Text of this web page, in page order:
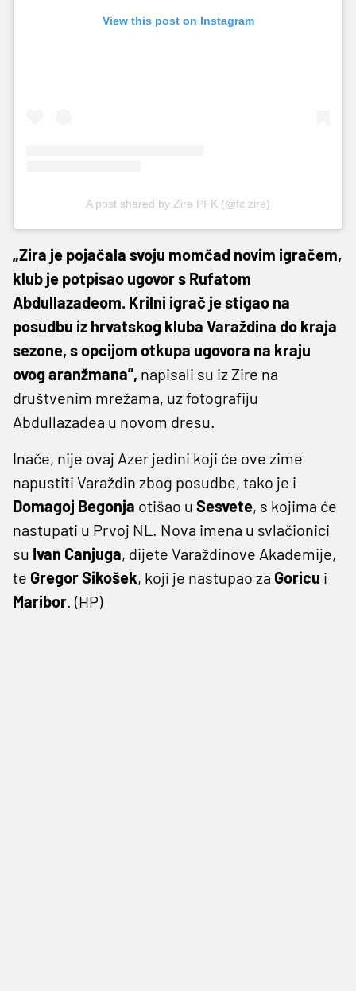
View this post on Instagram
A post shared by Zirə PFK (@fc.zire)
„Zira je pojačala svoju momčad novim igračem,
klub je potpisao ugovor s Rufatom
Abdullazadeom. Krilni igrač je stigao na
posudbu iz hrvatskog kluba Varaždina do kraja
sezone, s opcijom otkupa ugovora na kraju
ovog aranžmana”, napisali su iz Zire na
društvenim mrežama, uz fotografiju
Abdullazadea u novom dresu.
Inače, nije ovaj Azer jedini koji će ove zime
napustiti Varaždin zbog posudbe, tako je i
Domagoj Begonja otišao u Sesvete, s kojima će
nastupati u Prvoj NL. Nova imena u svlačionici
su Ivan Canjuga, dijete Varaždinove Akademije,
te Gregor Sikošek, koji je nastupao za Goricu i
Maribor. (HP)